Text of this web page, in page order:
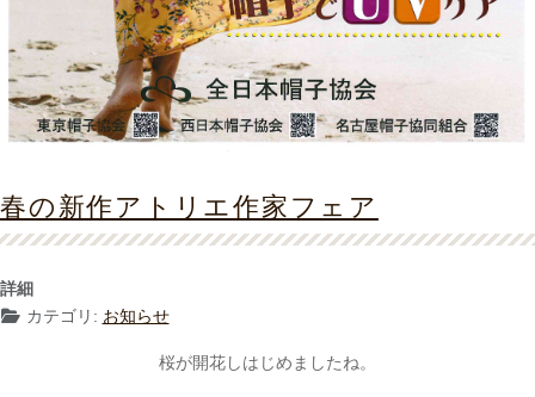
春の新作アトリエ作家フェア
詳細
カテゴリ: お知らせ
桜が開花しはじめましたね。